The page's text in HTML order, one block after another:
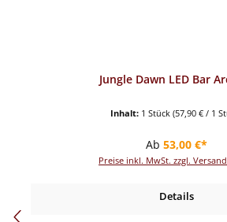
Jungle Dawn LED Bar
Inhalt: 1 Stück (57,90 € / 1
Regulärer Preis:
Ab 53,00 €*
Preise inkl. MwSt. zzgl.
Details